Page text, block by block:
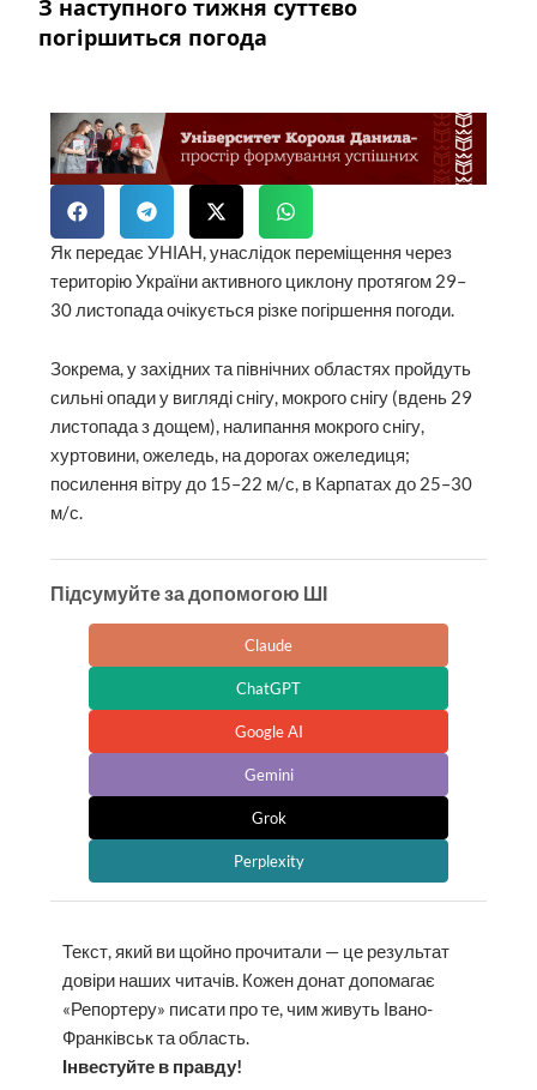
З наступного тижня суттєво
погіршиться погода
Як передає УНІАН, унаслідок переміщення через
територію України активного циклону протягом 29–
30 листопада очікується різке погіршення погоди.
Зокрема, у західних та північних областях пройдуть
сильні опади у вигляді снігу, мокрого снігу (вдень 29
листопада з дощем), налипання мокрого снігу,
хуртовини, ожеледь, на дорогах ожеледиця;
посилення вітру до 15–22 м/с, в Карпатах до 25–30
м/с.
Підсумуйте за допомогою ШІ
Claude
ChatGPT
Google AI
Gemini
Grok
Perplexity
Текст, який ви щойно прочитали — це результат
довіри наших читачів. Кожен донат допомагає
«Репортеру» писати про те, чим живуть Івано-
Франківськ та область.
Інвестуйте в правду!